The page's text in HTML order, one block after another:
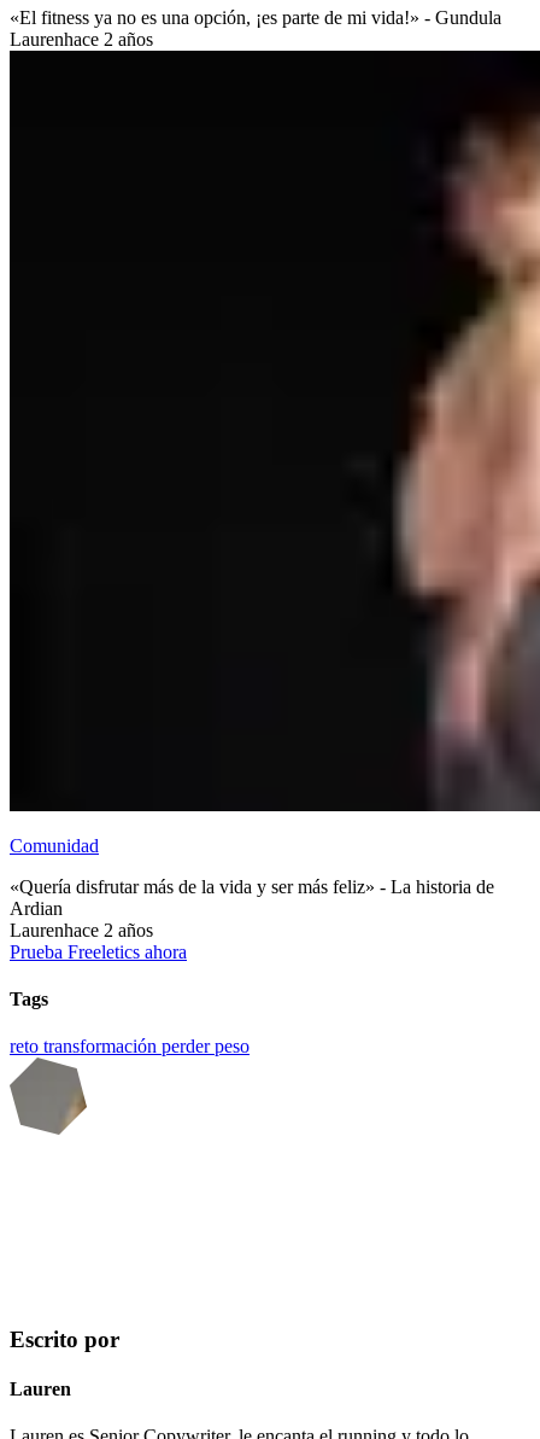
«El fitness ya no es una opción, ¡es parte de mi vida!» - Gundula
Laurenhace 2 años
Comunidad
«Quería disfrutar más de la vida y ser más feliz» - La historia de
Ardian
Laurenhace 2 años
Prueba Freeletics ahora
Tags
reto transformación perder peso
Escrito por
Lauren